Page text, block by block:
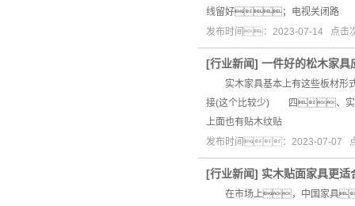
线留好；电视关闭路
发布时间：2023-07-14 点
[行业新闻] 一件好的松木家具
实木家具基本上有这些板材
接(这个比较少) 四、实
上面也有贴木纹贴
发布时间：2023-07-07
[行业新闻] 实木贴面家具更
在市场上，中国家具